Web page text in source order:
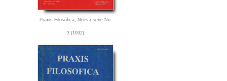
Praxis Filosófica, Nueva serie-No.
3 (1992)